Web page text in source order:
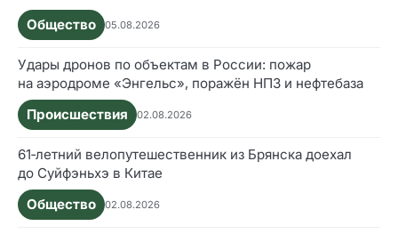
Общество
05.08.2026
Удары дронов по объектам в России: пожар
на аэродроме «Энгельс», поражён НПЗ и нефтебаза
Происшествия
02.08.2026
61‑летний велопутешественник из Брянска доехал
до Суйфэньхэ в Китае
Общество
02.08.2026